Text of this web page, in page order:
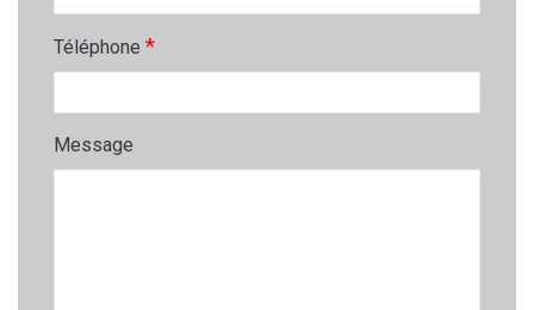
Téléphone *
Message